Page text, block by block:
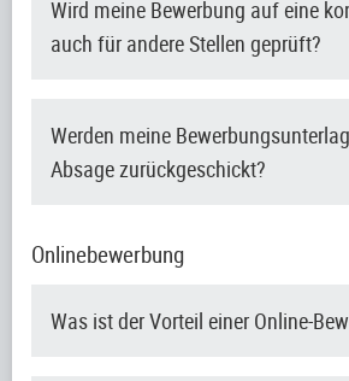
Wird meine Bewerbung auf eine
auch für andere Stellen geprüft?
Werden meine
Absage zurückgeschickt?
Onlinebewerbung
Was ist der Vorteil einer Online-